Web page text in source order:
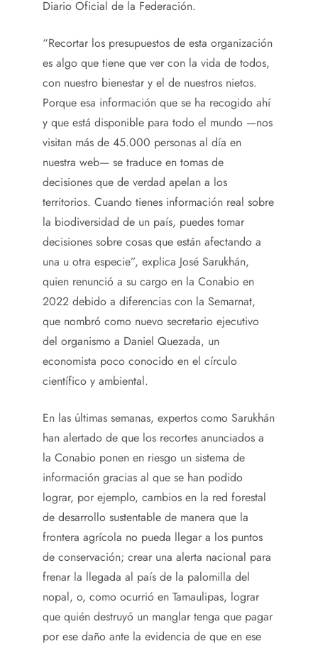
Diario Oficial de la Federación.
“Recortar los presupuestos de esta organización
es algo que tiene que ver con la vida de todos,
con nuestro bienestar y el de nuestros nietos.
Porque esa información que se ha recogido ahí
y que está disponible para todo el mundo —nos
visitan más de 45.000 personas al día en
nuestra web— se traduce en tomas de
decisiones que de verdad apelan a los
territorios. Cuando tienes información real sobre
la biodiversidad de un país, puedes tomar
decisiones sobre cosas que están afectando a
una u otra especie”, explica José Sarukhán,
quien renunció a su cargo en la Conabio en
2022 debido a diferencias con la Semarnat,
que nombró como nuevo secretario ejecutivo
del organismo a Daniel Quezada, un
economista poco conocido en el círculo
científico y ambiental.
En las últimas semanas, expertos como Sarukhán
han alertado de que los recortes anunciados a
la Conabio ponen en riesgo un sistema de
información gracias al que se han podido
lograr, por ejemplo, cambios en la red forestal
de desarrollo sustentable de manera que la
frontera agrícola no pueda llegar a los puntos
de conservación; crear una alerta nacional para
frenar la llegada al país de la palomilla del
nopal, o, como ocurrió en Tamaulipas, lograr
que quién destruyó un manglar tenga que pagar
por ese daño ante la evidencia de que en ese